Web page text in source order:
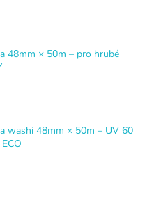
48mm × 50m – pro hrubé
washi 48mm × 50m – UV 60